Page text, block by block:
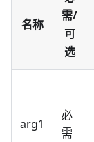
名称
需/
可
选
arg1
必
需